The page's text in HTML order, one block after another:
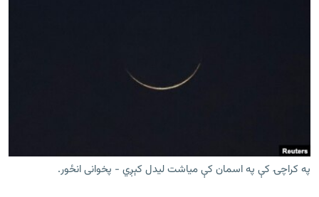
Gandhara
په کراچۍ کې په اسمان کې میاشت لیدل کېږي - پخوانی انځور.